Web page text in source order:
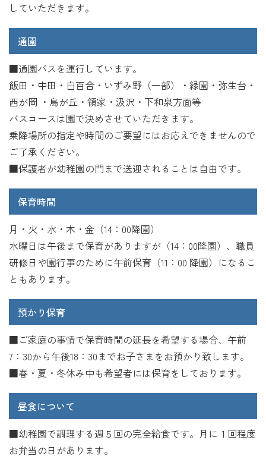
していただきます。
通園
■通園バスを運行しています。
飯田・中田・白百合・いずみ野（一部）・緑園・弥生台・
西が岡 ・鳥が丘・領家・汲沢・下和泉方面等
バスコースは園で決めさせていただきます。
乗降場所の指定や時間のご要望にはお応えできませんので
ご了承ください。
■保護者が幼稚園の門まで送迎されることは自由です。
保育時間
月・火・水・木・金（14：00降園）
水曜日は午後まで保育がありますが（14：00降園）、職員
研修日や園行事のために午前保育（11：00 降園）になるこ
ともあります。
預かり保育
■ご家庭の事情で保育時間の延長を希望する場合、午前
7：30から午後18：30までお子さまをお預かり致します。
■春・夏・冬休み中も希望者には保育をしております。
昼食について
■幼稚園で調理する週５回の完全給食です。月に１回程度
お弁当の日があります。